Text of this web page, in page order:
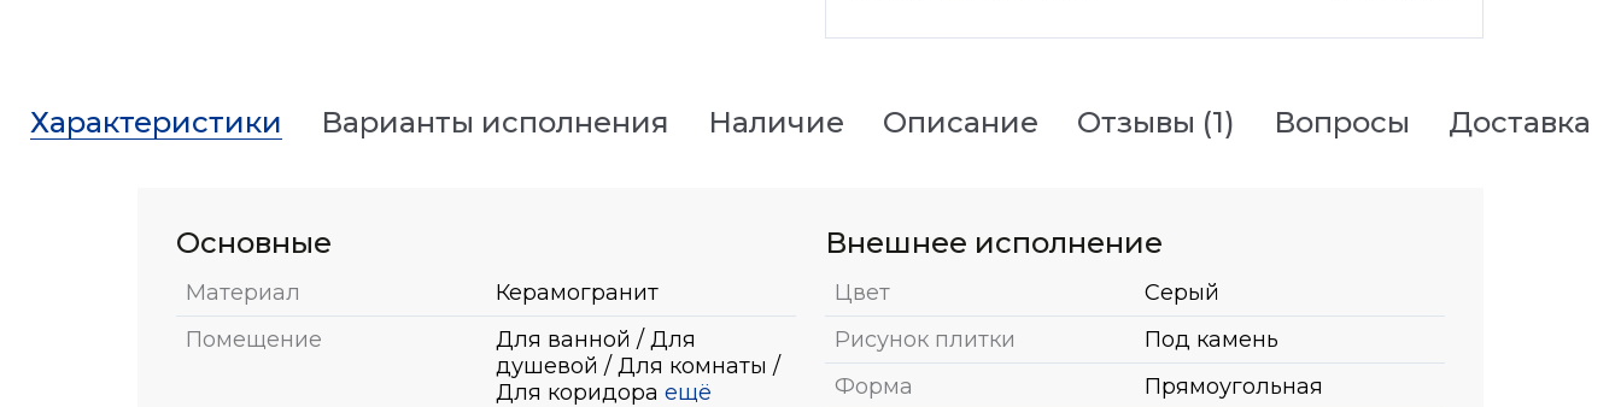
Характеристики Варианты исполнения Наличие Описание Отзывы (1) Вопросы Доставка
Основные
Материал
Керамогранит
Помещение
Для ванной / Для
душевой / Для комнаты /
Для коридора ещё
Внешнее исполнение
Цвет
Серый
Рисунок плитки
Под камень
Форма
Прямоугольная